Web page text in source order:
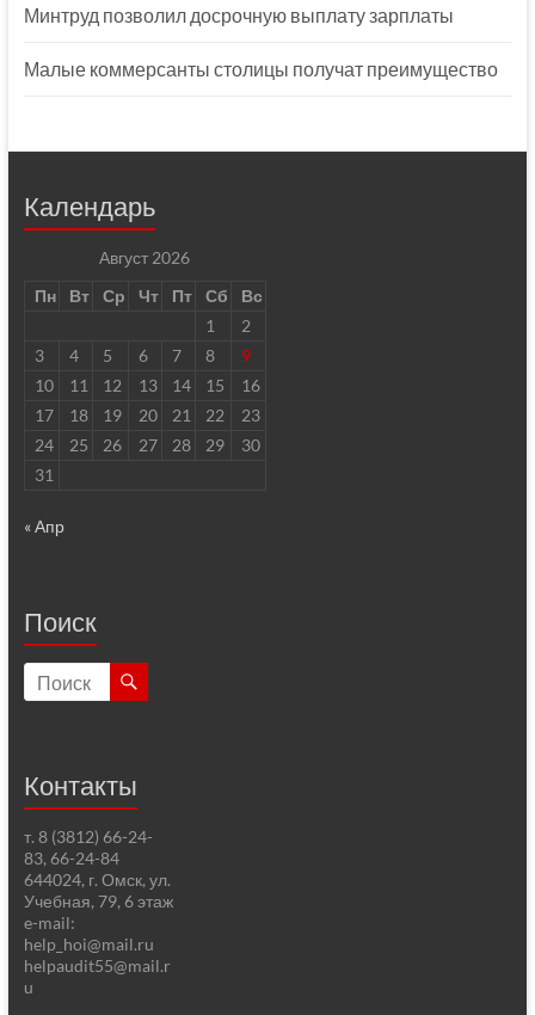
Минтруд позволил досрочную выплату зарплаты
Малые коммерсанты столицы получат преимущество
Календарь
Август 2026
Пн
Вт Ср Чт Пт Сб
Вс
1
2
3
4 5 6 7 8
9
10
11 12 13 14 15
16
17
18 19 20 21 22
23
24
25 26 27 28 29
30
31
« Апр
Поиск
Контакты
т. 8 (3812) 66-24-
83, 66-24-84
644024, г. Омск, ул.
Учебная, 79, 6 этаж
e-mail:
help_hoi@mail.ru
helpaudit55@mail.r
u